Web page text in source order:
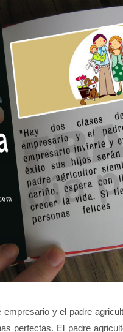
y el padre
perfectas. El padre